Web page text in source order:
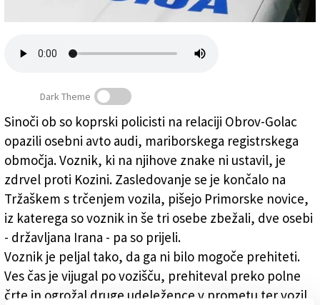
Lov za drvečim audijem se je zaključil pri Bazovici
Dark Theme
Sinoči ob so koprski policisti na relaciji Obrov-Golac
opazili osebni avto audi, mariborskega registrskega
območja. Voznik, ki na njihove znake ni ustavil, je
zdrvel proti Kozini. Zasledovanje se je končalo na
Tržaškem s trčenjem vozila, pišejo Primorske novice,
iz katerega so voznik in še tri osebe zbežali, dve osebi
- državljana Irana - pa so prijeli.
Voznik je peljal tako, da ga ni bilo mogoče prehiteti.
Ves čas je vijugal po vozišču, prehiteval preko polne
črte in ogrožal druge udeležence v prometu ter vozil